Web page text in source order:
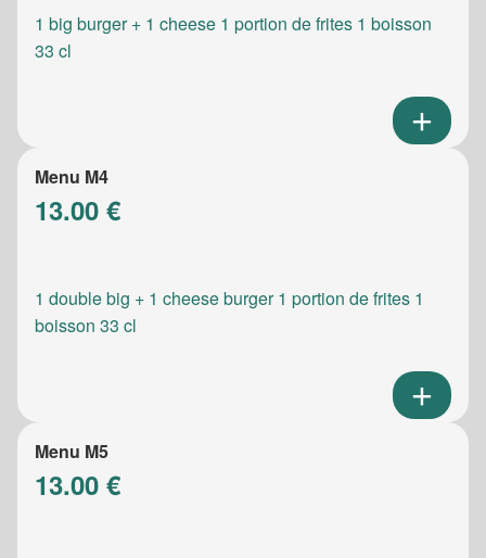
1 big burger + 1 cheese 1 portion de frites 1 boisson
33 cl
Menu M4
13.00 €
1 double big + 1 cheese burger 1 portion de frites 1
boisson 33 cl
Menu M5
13.00 €